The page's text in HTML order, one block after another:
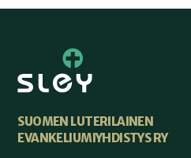
SUOMEN LUTERILAINEN
EVANKELIUMIYHDISTYS RY